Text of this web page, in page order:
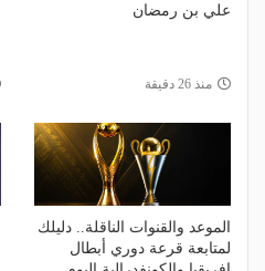
علي بن رمضان
منذ 26 دقيقة
الموعد والقنوات الناقلة.. دليلك
لمتابعة قرعة دوري أبطال